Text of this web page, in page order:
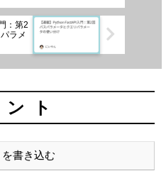
：第2
ラメ
ト
書き込む